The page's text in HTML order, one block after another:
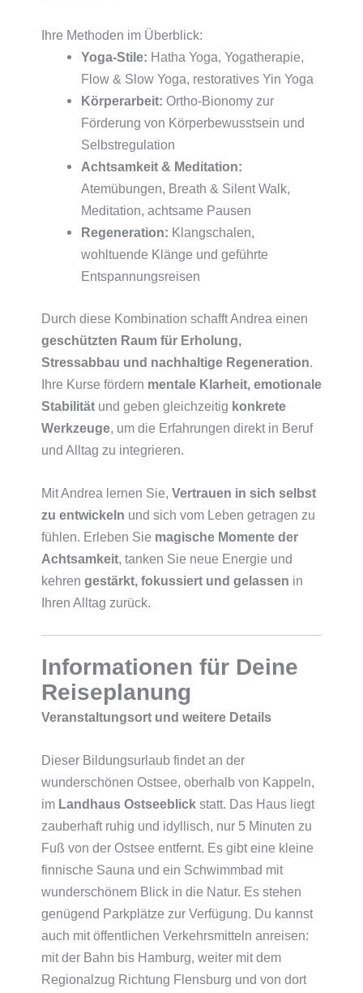
Ihre Methoden im Überblick:
Yoga-Stile: Hatha Yoga, Yogatherapie,
Flow & Slow Yoga, restoratives Yin Yoga
Körperarbeit: Ortho-Bionomy zur
Förderung von Körperbewusstsein und
Selbstregulation
Achtsamkeit & Meditation:
Atemübungen, Breath & Silent Walk,
Meditation, achtsame Pausen
Regeneration: Klangschalen,
wohltuende Klänge und geführte
Entspannungsreisen
Durch diese Kombination schafft Andrea einen
geschützten Raum für Erholung,
Stressabbau und nachhaltige Regeneration.
Ihre Kurse fördern mentale Klarheit, emotionale
Stabilität und geben gleichzeitig konkrete
Werkzeuge, um die Erfahrungen direkt in Beruf
und Alltag zu integrieren.
Mit Andrea lernen Sie, Vertrauen in sich selbst
zu entwickeln und sich vom Leben getragen zu
fühlen. Erleben Sie magische Momente der
Achtsamkeit, tanken Sie neue Energie und
kehren gestärkt, fokussiert und gelassen in
Ihren Alltag zurück.
Informationen für Deine
Reiseplanung
Veranstaltungsort und weitere Details
Dieser Bildungsurlaub findet an der
wunderschönen Ostsee, oberhalb von Kappeln,
im Landhaus Ostseeblick statt. Das Haus liegt
zauberhaft ruhig und idyllisch, nur 5 Minuten zu
Fuß von der Ostsee entfernt. Es gibt eine kleine
finnische Sauna und ein Schwimmbad mit
wunderschönem Blick in die Natur. Es stehen
genügend Parkplätze zur Verfügung. Du kannst
auch mit öffentlichen Verkehrsmitteln anreisen:
mit der Bahn bis Hamburg, weiter mit dem
Regionalzug Richtung Flensburg und von dort